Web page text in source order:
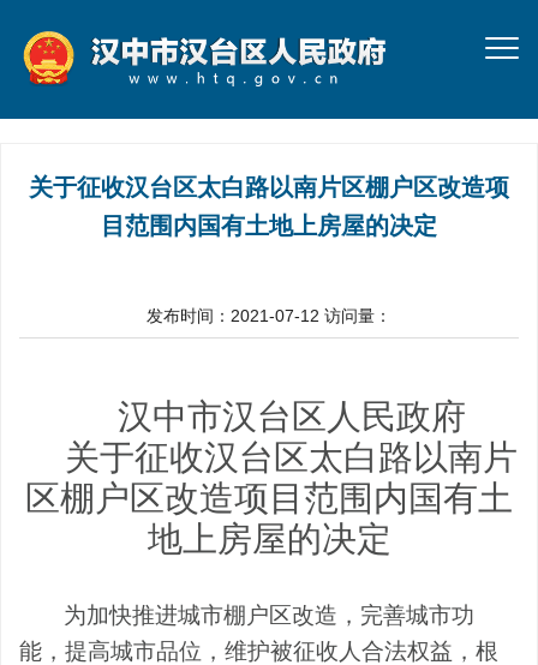
关于征收汉台区太白路以南片区棚户区改造项
目范围内国有土地上房屋的决定
发布时间：2021-07-12 访问量：
汉中市汉台区人民政府
关于征收汉台区太白路以南片
区棚户区改造项目范围内国有土
地上房屋的决定
为加快推进城市棚户区改造，完善城市功
能，提高城市品位，维护被征收人合法权益，根